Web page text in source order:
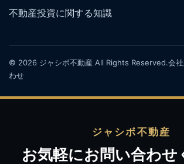
不動産投資に関する知識
© 2026 ジャシボ不動産 All Rights Reserved.会
わせ
ジャシボ不動産
お気軽にお問い合わせ